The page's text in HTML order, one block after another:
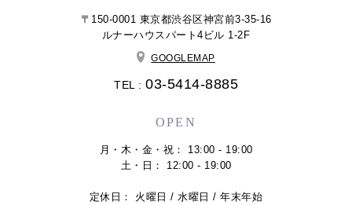
〒150-0001 東京都渋谷区神宮前3-35-16
ルナーハウスパート4ビル 1-2F
GOOGLEMAP
TEL : 03-5414-8885
OPEN
月・木・金・祝： 13:00 - 19:00
土・日： 12:00 - 19:00
定休日： 火曜日 / 水曜日 / 年末年始